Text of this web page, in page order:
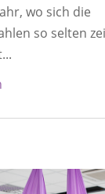
wo sich die
so selten